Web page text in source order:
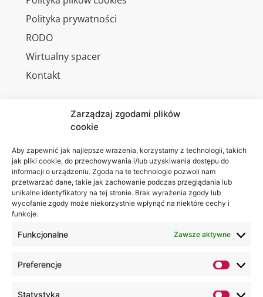
Zarządzaj zgodami plików
cookie
Aby zapewnić jak najlepsze wrażenia, korzystamy z technologii, takich
jak pliki cookie, do przechowywania i/lub uzyskiwania dostępu do
informacji o urządzeniu. Zgoda na te technologie pozwoli nam
przetwarzać dane, takie jak zachowanie podczas przeglądania lub
unikalne identyfikatory na tej stronie. Brak wyrażenia zgody lub
wycofanie zgody może niekorzystnie wpłynąć na niektóre cechy i
funkcje.
Funkcjonalne Zawsze aktywne
Preferencje
Statystyka
Polityka prywatności
RODO
Wirtualny spacer
Kontakt
Akademia
WSEI
ul.
Projektowa
4